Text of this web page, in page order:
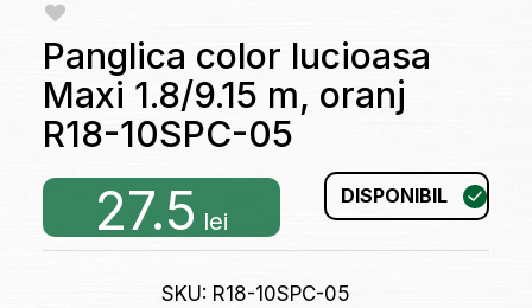
Panglica color lucioasa
Maxi 1.8/9.15 m, oranj
R18-10SPC-05
27.5 lei
DISPONIBIL
SKU: R18-10SPC-05